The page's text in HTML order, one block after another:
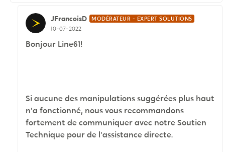
JFrancoisD MODÉRATEUR - EXPERT SOLUTIONS
10-07-2022
Bonjour Line61!
Si aucune des manipulations suggérées plus haut
n'a fonctionné, nous vous recommandons
fortement de communiquer avec notre Soutien
Technique pour de l'assistance directe.